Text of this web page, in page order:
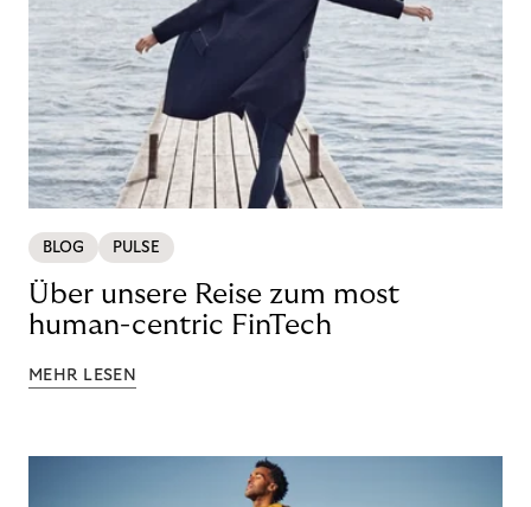
BLOG PULSE
Über unsere Reise zum most
human-centric FinTech
MEHR LESEN